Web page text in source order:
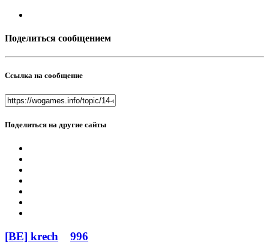
Поделиться сообщением
Ссылка на сообщение
Поделиться на другие сайты
[BE] krech 996